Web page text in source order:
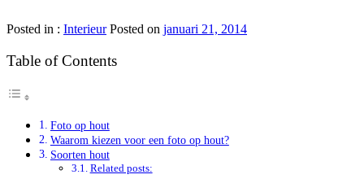
Posted in : Interieur Posted on januari 21, 2014
Table of Contents
Foto op hout
Waarom kiezen voor een foto op hout?
Soorten hout
Related posts: